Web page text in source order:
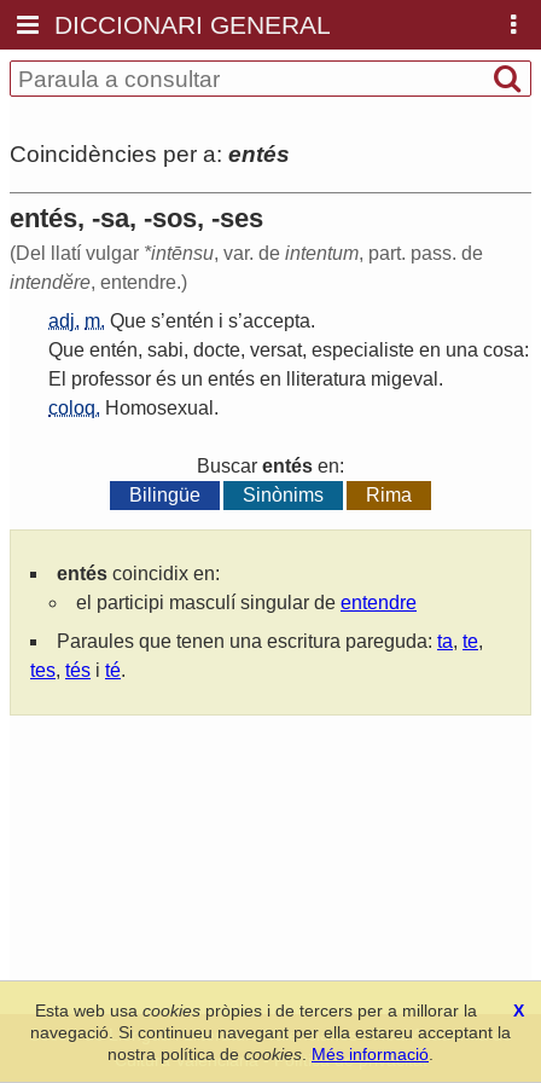
DICCIONARI GENERAL
Coincidències per a: entés
entés, -sa, -sos, -ses
(Del llatí vulgar *intēnsu, var. de intentum, part. pass. de
intendĕre, entendre.)
adj. m. Que s’entén i s’accepta.
Que entén, sabi, docte, versat, especialiste en una cosa:
El professor és un entés en lliteratura migeval .
coloq. Homosexual .
Buscar entés en:
Bilingüe
Sinònims Rima
entés coincidix en:
el participi masculí singular de entendre
Paraules que tenen una escritura pareguda: ta, te,
tes, tés i té.
Secció de Llengua i Lliteratura Valencianes-Real Acadèmia de
Cultura Valenciana-Política de privacitat
X
Esta web usacookies pròpies i de tercers per a millorar la
navegació. Si continueu navegant per ella estareu acceptant la
nostra política de cookies Més informació